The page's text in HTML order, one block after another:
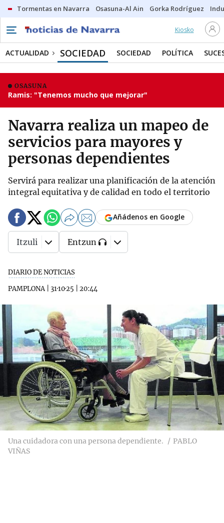
Tormentas en Navarra Osasuna-Al Ain Gorka Rodríguez
Kiosko
ACTUALIDAD SOCIEDAD SOCIEDAD POLÍTICA
OSASUNA
Ramis: "Tenemos mucho que mejorar"
Navarra realiza un mapeo de
servicios para mayores y
personas dependientes
Servirá para realizar una planificación de la atención
integral equitativa y de calidad en todo el territorio
DIARIO DE NOTICIAS
PAMPLONA| 31·10·25 20:44
Añádenos en Google
Itzuli Entzun
Una cuidadora con una persona dependiente.
PABLO
VIÑAS